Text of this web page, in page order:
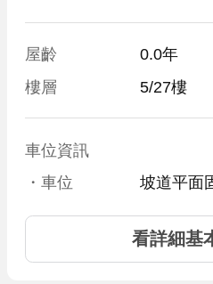
屋齡
0.0年
樓層
5/27樓
車位資訊
・車位
坡道平面
看詳細基